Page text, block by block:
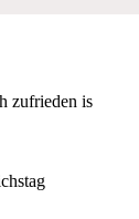
zufrieden is